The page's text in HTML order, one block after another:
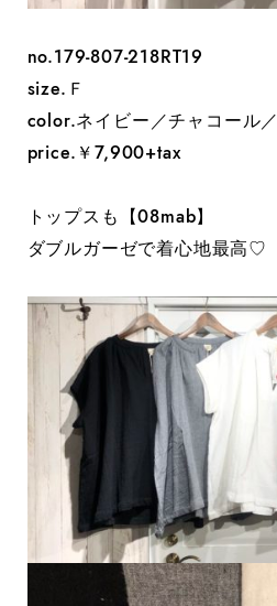
no.179-807-218RT19
size.Ｆ
color.ネイビー／チャコール
price.￥7,900+tax
トップスも【08mab】
ダブルガーゼで着心地最高♡